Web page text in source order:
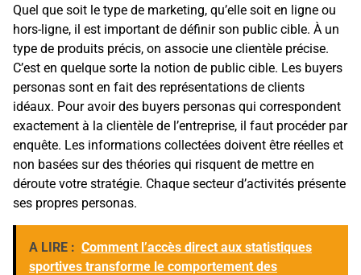
Quel que soit le type de marketing, qu’elle soit en ligne ou
hors-ligne, il est important de définir son public cible. À un
type de produits précis, on associe une clientèle précise.
C’est en quelque sorte la notion de public cible. Les buyers
personas sont en fait des représentations de clients
idéaux. Pour avoir des buyers personas qui correspondent
exactement à la clientèle de l’entreprise, il faut procéder par
enquête. Les informations collectées doivent être réelles et
non basées sur des théories qui risquent de mettre en
déroute votre stratégie. Chaque secteur d’activités présente
ses propres personas.
A LIRE : Comment l’accès direct aux statistiques
sportives transforme le comportement des